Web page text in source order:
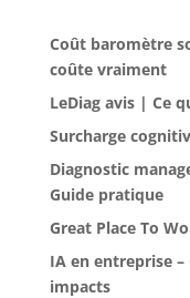
Coût baromètre
coûte vraiment
LeDiag avis | Ce
Surcharge
Diagnostic
Guide pratique
Great Place To
IA en entreprise
impacts